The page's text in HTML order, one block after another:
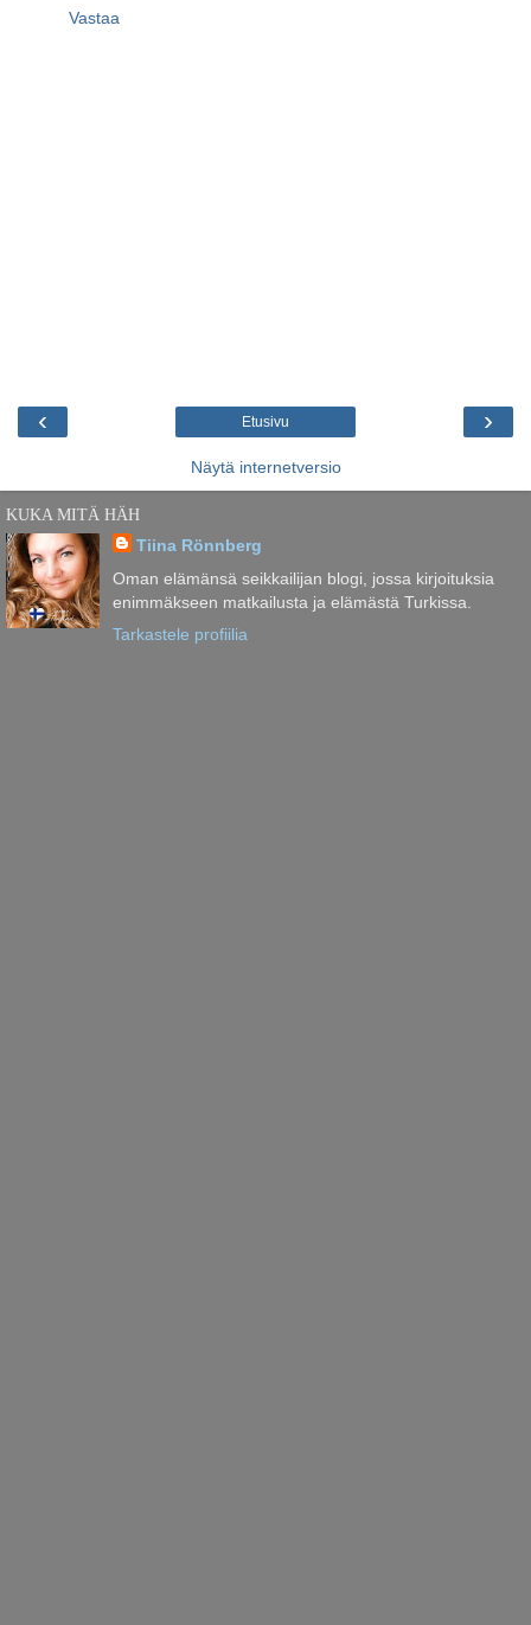
Vastaa
‹ ›
Etusivu
Näytä internetversio
KUKA MITÄ HÄH
Tiina Rönnberg
Oman elämänsä seikkailijan blogi, jossa kirjoituksia
enimmäkseen matkailusta ja elämästä Turkissa.
Tarkastele profiilia